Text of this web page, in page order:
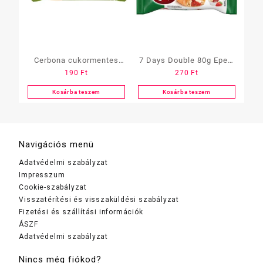
Cerbona cukormentes
20g Kakaós-mogyorós
190 Ft
Kosárba teszem
7 Days Double 80g Eper-
Vanília
270 Ft
Kosárba teszem
Navigációs menü
Adatvédelmi szabályzat
Impresszum
Cookie-szabályzat
Visszatérítési és visszaküldési szabályzat
Fizetési és szállítási információk
ÁSZF
Adatvédelmi szabályzat
Nincs még fiókod?